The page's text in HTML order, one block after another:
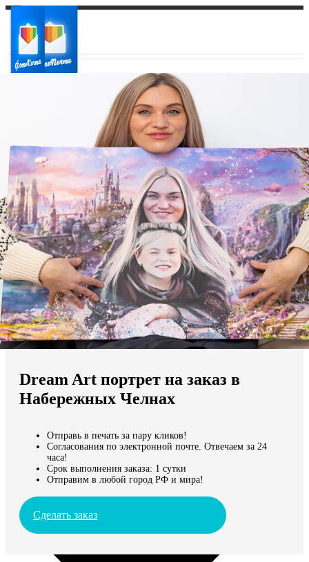
Ваш регион доставки
Выберите из списка:
Мы доставляем по всему миру
Продолжить без города
Dream Art портрет на заказ в
Набережных Челнах
Отправь в печать за пару кликов!
Согласования по электронной почте. Отвечаем за 24
часа!
Срок выполнения заказа: 1 сутки
Отправим в любой город РФ и мира!
Сделать заказ